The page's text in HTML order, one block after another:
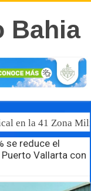
en la 41 Zona
se reduce el
Vallarta con